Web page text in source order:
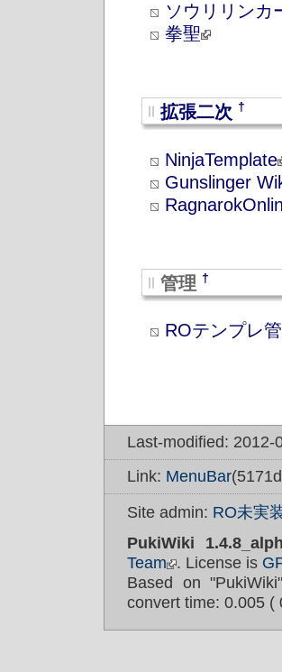
ソウリリンカ
拳聖
拡張二次 †
NinjaTemplate
Gunslinger
管理 †
ROテンプレ
Last-modified: 2012-
Link: MenuBar
Site admin: RO未実
PukiWiki
Team
. License is
Based on
convert time: 0.005 (